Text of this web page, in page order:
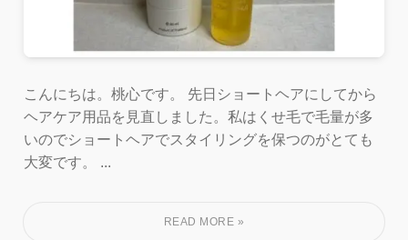
こんにちは。桃心です。 先日ショートヘアにしてから
ヘアケア用品を見直しました。私はくせ毛で毛量が多
いのでショートヘアでスタイリングを保つのがとても
大変です。 ...